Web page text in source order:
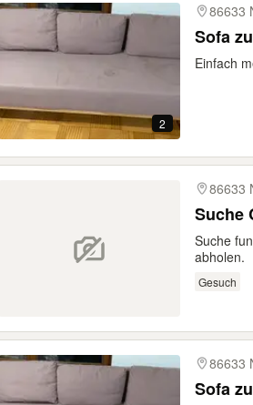
2
86633
Sofa
Einfach
86633
Suche
Suche
abholen.
Gesuch
86633
Sofa